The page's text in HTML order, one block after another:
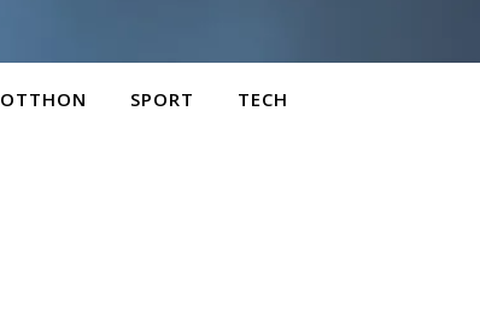
OTTHON SPORT TECH